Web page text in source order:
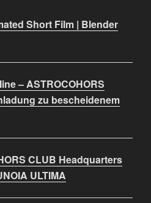
Short Film | Blender
– ASTROCOHORS
zu bescheidenem
CLUB Headquarters
ULTIMA